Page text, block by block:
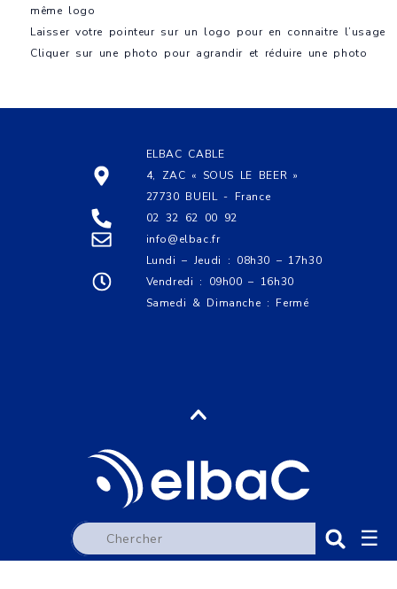
☰
même logo
Laisser votre pointeur sur un logo pour en connaitre l’usage
Cliquer sur une photo pour agrandir et réduire une photo
ELBAC CABLE
4, ZAC « SOUS LE BEER »
27730 BUEIL - France
02 32 62 00 92
info@elbac.fr
Lundi – Jeudi : 08h30 – 17h30
Vendredi : 09h00 – 16h30
Samedi & Dimanche : Fermé